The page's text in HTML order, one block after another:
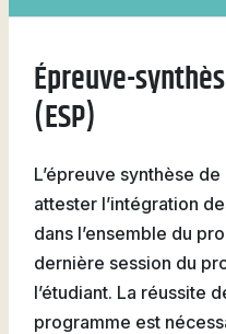
Natation
Flag
Football
Épreuve-
(ESP)
L’épreuve synthèse
attester l’intégration
dans l’ensemble du
dernière session du
l’étudiant. La réussite
programme est